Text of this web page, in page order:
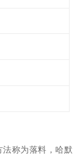
称为落料，哈默